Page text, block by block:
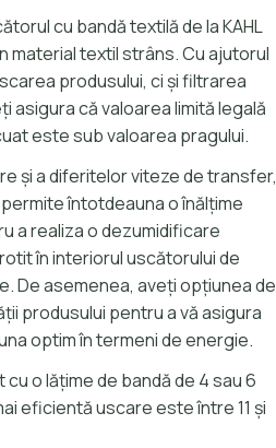
cu bandă textilă de la KAHL
material textil strâns. Cu ajutorul
produsului, ci și filtrarea
asigura că valoarea limită legală
este sub valoarea pragului.
și a diferitelor viteze de transfer,
întotdeauna o înălțime
a realiza o dezumidificare
în interiorul uscătorului de
De asemenea, aveți opțiunea de
produsului pentru a vă asigura
optim în termeni de energie.
o lățime de bandă de 4 sau 6
eficientă uscare este între 11 și